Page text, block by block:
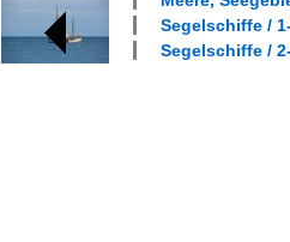
Segelschiffe /
Segelschiffe /